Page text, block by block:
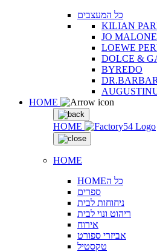
כל המעצבים
KILIAN
JO
LOEWE
DOLCE &
BYREDO
HOME
HOME
HOME
HOMEכל ה
ספרים
ניחוחות לבית
ריהוט ונוי לבית
אירוח
אביזרי ספורט
טקסטיל